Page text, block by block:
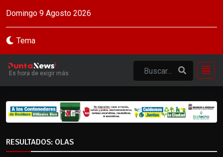
Domingo 9 Agosto 2026
Tema
Es hora de exigir más
RESULTADOS: OLAS